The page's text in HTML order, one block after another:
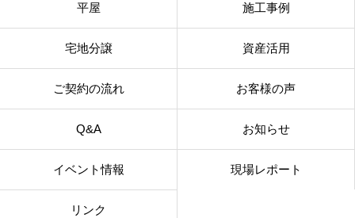
平屋 施工事例
宅地分譲 資産活用
ご契約の流れ お客様の声
Q&A お知らせ
イベント情報 現場レポート
リンク